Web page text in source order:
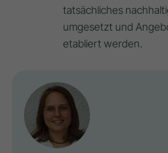
tatsächliches
umgesetzt und
etabliert werden.